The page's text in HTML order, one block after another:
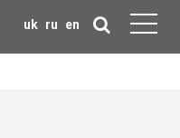
uk ru en